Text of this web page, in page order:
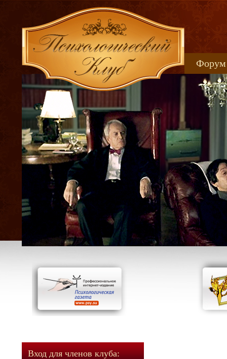
Форум
Вход для членов клуба: